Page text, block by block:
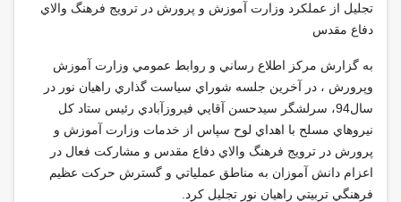
تجليل از عملكرد وزارت آموزش و پرورش در ترويج فرهنگ والاي
دفاع مقدس
به گزارش مركز اطلاع رساني و روابط عمومي وزارت آموزش
وپرورش ، در آخرين جلسه شوراي سياست گذاري راهيان نور در
سال94، سرلشگر سيدحسن آقايي فيروزآبادي رئيس ستاد كل
نيروهاي مسلح با اهداي لوح سپاس از خدمات وزارت آموزش و
پرورش در ترويج فرهنگ والاي دفاع مقدس و مشاركت فعال در
اعزام دانش آموزان به مناطق عملياتي و گسترش حركت عظيم
فرهنگي تربيتي راهيان نور تجليل كرد